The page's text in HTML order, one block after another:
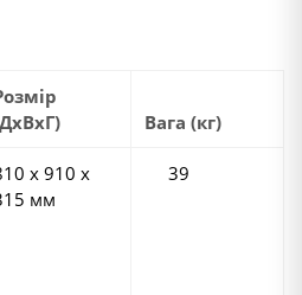
Вага (кг)
х 910 х
мм
39